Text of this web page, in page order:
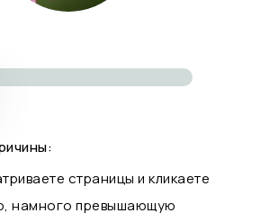
страницы и кликаете
намного превышающую